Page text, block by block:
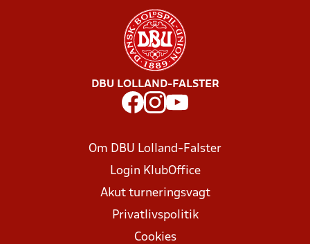
DBU LOLLAND-FALSTER
Om DBU Lolland-Falster
Login KlubOffice
Akut turneringsvagt
Privatlivspolitik
Cookies